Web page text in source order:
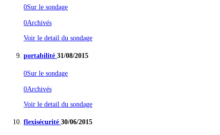
0Sur le sondage
0Archivés
Voir le detail du sondage
portabilité 31/08/2015
0Sur le sondage
0Archivés
Voir le detail du sondage
flexisécurité 30/06/2015